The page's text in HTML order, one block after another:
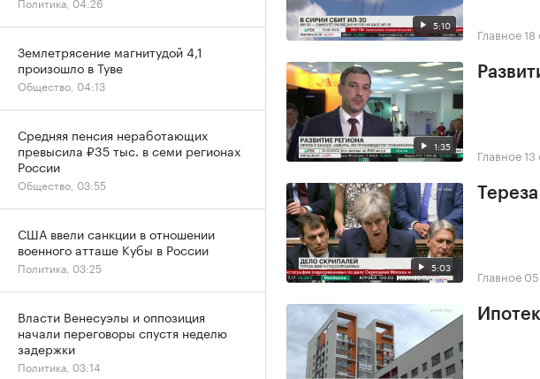
5:10 Главное18
1:35 Главное13
5:03 Главное
Землетрясение магнитудой 4,1
произошло в Туве
Общество, 04:13
Средняя пенсия неработающих
превысила ₽35 тыс. в семи регионах
России
Общество, 03:55
США ввели санкции в отношении
военного атташе Кубы в России
Политика, 03:25
Власти Венесуэлы и оппозиция
начали переговоры спустя неделю
задержки
Политика, 03:14